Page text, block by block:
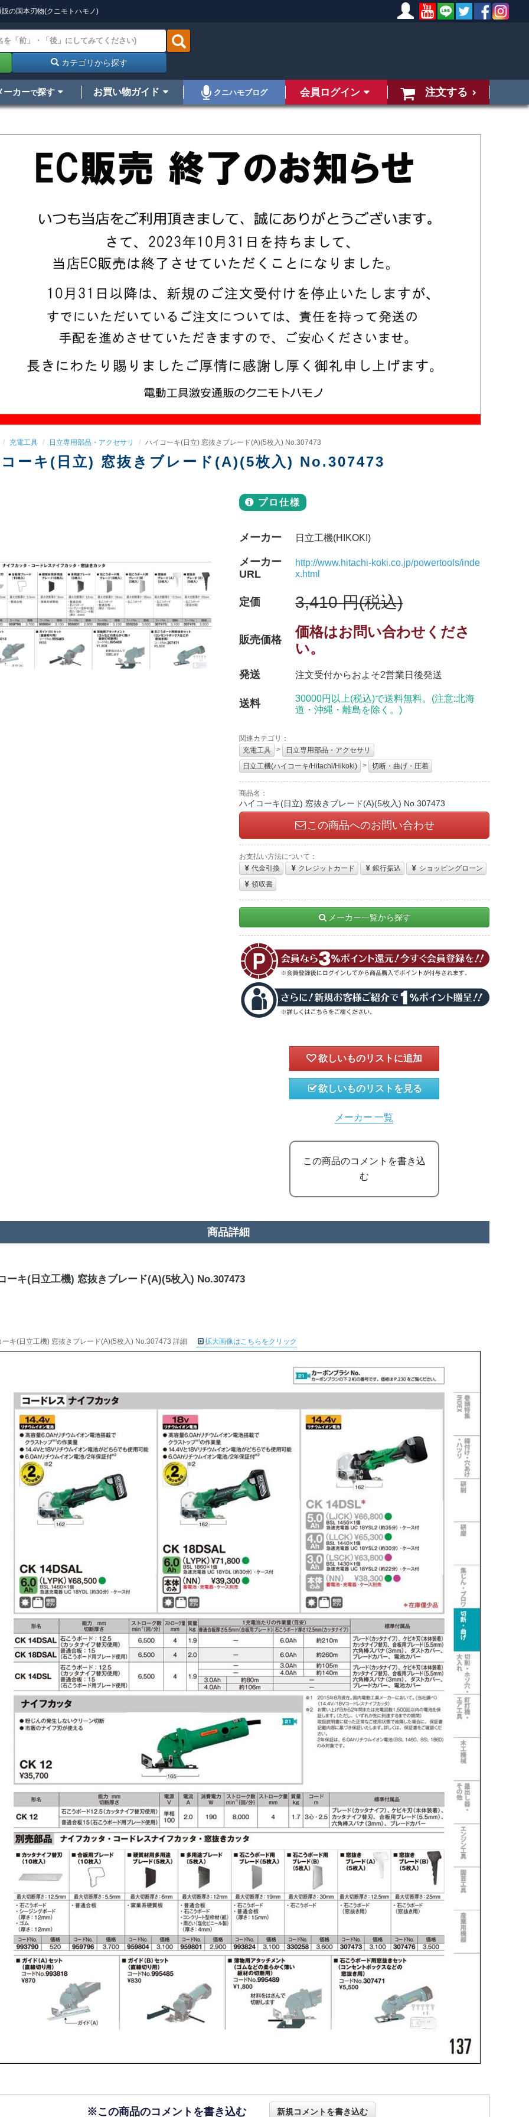
の国本刃物(クニモトハモノ)
カテゴリから探す
ーカーで探す お買い物ガイド クニハモブログ 会員ログイン 注文する
充電工具 日立専用部品・アクセサリ ハイコーキ(日立) 窓抜きブレード(A)(5枚入) No.307473
ーキ(日立) 窓抜きブレード(A)(5枚入) No.307473
プロ仕様
メーカー 日立工機(HIKOKI)
メーカー
URL
http://www.hitachi-koki.co.jp/powertools/inde
x.html
定価 3,410 円(税込)
販売価格
価格はお問い合わせくださ
い。
発送 注文受付からおよそ2営業日後発送
送料
30000円以上(税込)で送料無料。(注意:北海
道・沖縄・離島を除く。)
関連カテゴリ：
充電工具
>
日立専用部品・アクセサリ
日立工機(ハイコーキ/Hitachi/Hikoki)
> 切断・曲げ・圧着
商品名：
ハイコーキ(日立) 窓抜きブレード(A)(5枚入) No.307473
この商品へのお問い合わせ
お支払い方法について：
代金引換
クレジットカード 銀行振込
ショッピングローン
領収書
メーカー一覧から探す
欲しいものリストを見る
メーカー 一覧
この商品のコメントを書き込
む
商品詳細
ーキ(日立工機) 窓抜きブレード(A)(5枚入) No.307473
ーキ(日立工機) 窓抜きブレード(A)(5枚入) No.307473 詳細 拡大画像はこちらをクリック
※この商品のコメントを書き込む 新規コメントを書き込む